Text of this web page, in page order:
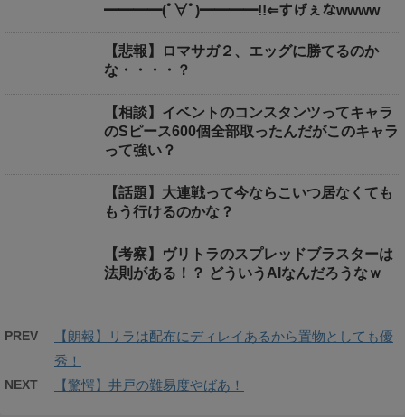
━━━━(ﾟ∀ﾟ)━━━━!!⇐すげぇなwwww
【悲報】ロマサガ２、エッグに勝てるのか
な・・・・？
【相談】イベントのコンスタンツってキャラ
のSピース600個全部取ったんだがこのキャラ
って強い？
【話題】大連戦って今ならこいつ居なくても
もう行けるのかな？
【考察】ヴリトラのスプレッドブラスターは
法則がある！？ どういうAIなんだろうなｗ
PREV
【朗報】リラは配布にディレイあるから置物としても優
秀！
NEXT 【驚愕】井戸の難易度やばあ！